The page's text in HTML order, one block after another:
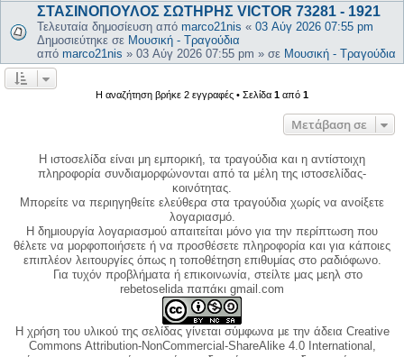
ΣΤΑΣΙΝΟΠΟΥΛΟΣ ΣΩΤΗΡΗΣ VICTOR 73281 - 1921
Τελευταία δημοσίευση από marco21nis « 03 Αύγ 2026 07:55 pm
Δημοσιεύτηκε σε Μουσική - Τραγούδια
από marco21nis » 03 Αύγ 2026 07:55 pm » σε Μουσική - Τραγούδια
Η αναζήτηση βρήκε 2 εγγραφές • Σελίδα 1 από 1
Μετάβαση σε
Η ιστοσελίδα είναι μη εμπορική, τα τραγούδια και η αντίστοιχη
πληροφορία συνδιαμορφώνονται από τα μέλη της ιστοσελίδας-
κοινότητας.
Μπορείτε να περιηγηθείτε ελεύθερα στα τραγούδια χωρίς να ανοίξετε
λογαριασμό.
Η δημιουργία λογαριασμού απαιτείται μόνο για την περίπτωση που
θέλετε να μορφοποιήσετε ή να προσθέσετε πληροφορία και για κάποιες
επιπλέον λειτουργίες όπως η τοποθέτηση επιθυμίας στο ραδιόφωνο.
Για τυχόν προβλήματα ή επικοινωνία, στείλτε μας μεηλ στο
rebetoselida παπάκι gmail.com
Η χρήση του υλικού της σελίδας γίνεται σύμφωνα με την άδεια Creative
Commons Attribution-NonCommercial-ShareAlike 4.0 International,